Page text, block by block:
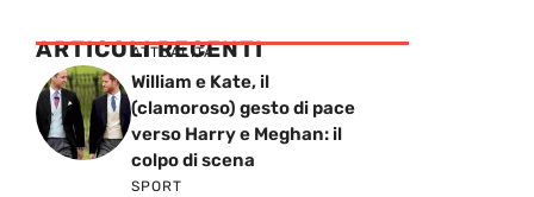
ARTICOLI RECENTI
ATTUALITÁ
William e Kate, il
(clamoroso) gesto di pace
verso Harry e Meghan: il
colpo di scena
SPORT